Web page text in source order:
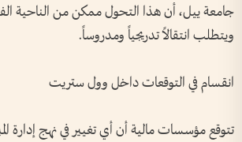
جامعة ييل، أن هذا التحول ممكن من الناحية
ويتطلب انتقالاً تدريجياً ومدروساً.
انقسام في التوقعات داخل وول ستريت
تتوقع مؤسسات مالية أن أي تغيير في نهج إدارة